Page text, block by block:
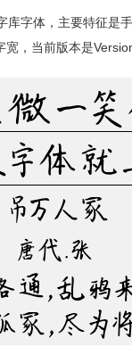
字体，主要特征是
，当前版本是